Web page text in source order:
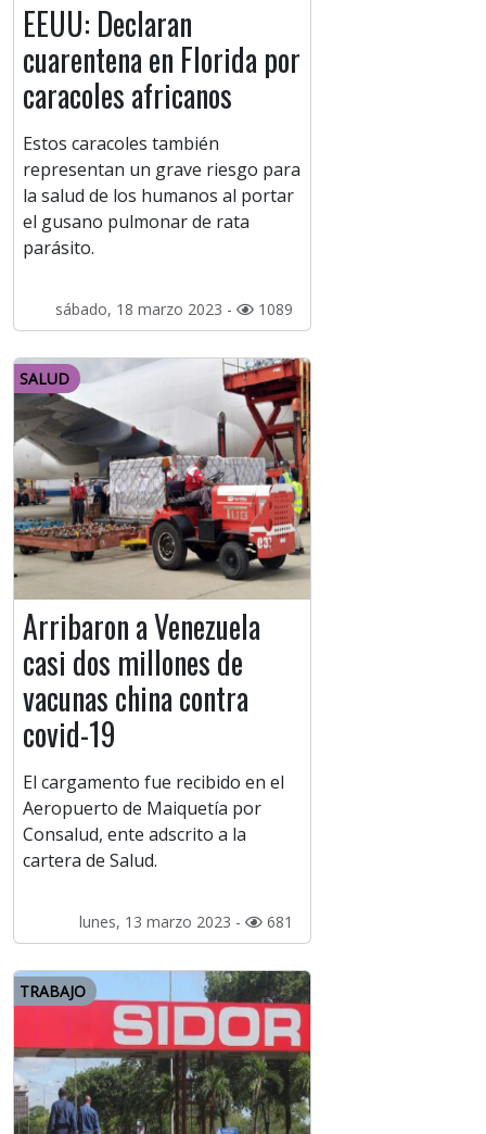
EEUU: Declaran
cuarentena en Florida por
caracoles africanos
Estos caracoles también
representan un grave riesgo para
la salud de los humanos al portar
el gusano pulmonar de rata
parásito.
sábado, 18 marzo 2023 - 1089
SALUD
Arribaron a Venezuela
casi dos millones de
vacunas china contra
covid-19
El cargamento fue recibido en el
Aeropuerto de Maiquetía por
Consalud, ente adscrito a la
cartera de Salud.
lunes, 13 marzo 2023 - 681
TRABAJO